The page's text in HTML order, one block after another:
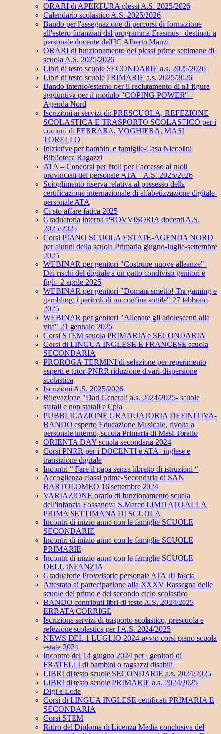
ORARI di APERTURA plessi A.S. 2025/2026
Calendario scolastico A.S. 2025/2026
Bando per l'assegnazione di percorsi di formazione
all'estero finanziati dal programma Erasmus+ destinati a
personale docente dell'IC Alberto Manzi
ORARI di funzionamento dei plessi prime settimane di
scuola A.S. 2025/2026
Libri di testo scuole SECONDARIE a.s. 2025/2026
Libri di testo scuole PRIMARIE a.s. 2025/2026
Bando interno/esterno per il reclutamento di n1 figura
aggiuntiva per il modulo "COPING POWER" -
Agenda Nord
Iscrizioni ai servizi di: PRESCUOLA, REFEZIONE
SCOLASTICA E TRASPORTO SCOLASTICO per i
comuni di FERRARA, VOGHIERA, MASI
TORELLO
Iniziative per bambini e famiglie-Casa Niccolini
Biblioteca Ragazzi
ATA – Concorsi per titoli per l’accesso ai ruoli
provinciali del personale ATA – A.S. 2025/2026
Scioglimento riserva relativa al possesso della
certificazione internazionale di alfabetizzazione digitale-
personale ATA
Ci sto affare fatica 2025
Graduatoria interna PROVVISORIA docenti A.S.
2025/2026
Corsi PIANO SCUOLA ESTATE-AGENDA NORD
per alunni della scuola Primaria giugno-luglio-settembre
2025
WEBINAR per genitori "Costruire nuove alleanze"-
Dai rischi del digitale a un patto condiviso genitori e
figli- 2 aprile 2025
WEBINAR per genitori "Domani smetto! Tra gaming e
gambling: i pericoli di un confine sottile" 27 febbraio
2025
WEBINAR per genitori "Allenare gli adolescenti alla
vita" 21 gennaio 2025
Corsi STEM scuola PRIMARIA e SECONDARIA
Corsi di LINGUA INGLESE E FRANCESE scuola
SECONDARIA
PROROGA TERMINI di selezione per reperimento
esperti e tutor-PNRR riduzione divari-dispersione
scolastica
Iscrizioni A.S. 2025/2026
Rilevazione "Dati Generali a.s. 2024/2025- scuole
statali e non statali e Cpia
PUBBLICAZIONE GRADUATORIA DEFINITIVA-
BANDO esperto Educazione Musicale, rivolta a
personale interno, scuola Primaria di Masi Torello
ORIENTA DAY scuola secondaria 2024
Corsi PNRR per i DOCENTI e ATA- inglese e
transizione digitale
Incontri “ Fare il papà senza libretto di istruzioni “
Accoglienza classi prime-Secondaria di SAN
BARTOLOMEO 16 settembre 2024
VARIAZIONE orario di funzionamento scuola
dell'infanzia Fossanova S.Marco LIMITATO ALLA
PRIMA SETTIMANA DI SCUOLA
Incontri di inizio anno con le famiglie SCUOLE
SECONDARIE
Incontri di inizio anno con le famiglie SCUOLE
PRIMARIE
Incontri di inizio anno con le famiglie SCUOLE
DELL'INFANZIA
Graduatorie Provvisorie personale ATA III fascia
Attestato di partecipazione alla XXXV Rassegna delle
scuole del primo e del secondo ciclo scolastico
BANDO contributi libri di testo A.S. 2024/2025
ERRATA CORRIGE
Iscrizione servizi di trasporto scolastico, prescuola e
refezione scolastica per l'A.S. 2024/2025
NEWS DEL 1 LUGLIO 2024-avvio corsi piano scuola
estate 2024
Incontro del 14 giugno 2024 per i genitori di
FRATELLI di bambini o ragsazzi disabili
LIBRI di testo scuole SECONDARIE a.s. 2024/2025
LIBRI di testo scuole PRIMARIE a.s. 2024/2025
Digi e Lode
Corsi di LINGUA INGLESE certificati PRIMARIA E
SECONDARIA
Corsi STEM
Ritiro del Diploma di Licenza Media conclusiva del